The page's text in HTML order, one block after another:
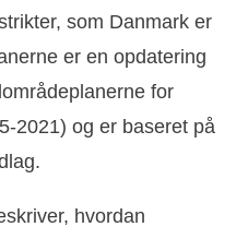
som Danmark er
er en opdatering
for
2021) og er baseret på
hvordan